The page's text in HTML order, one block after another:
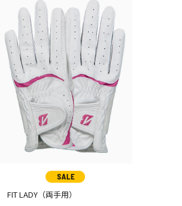
FIT LADY（両手用）